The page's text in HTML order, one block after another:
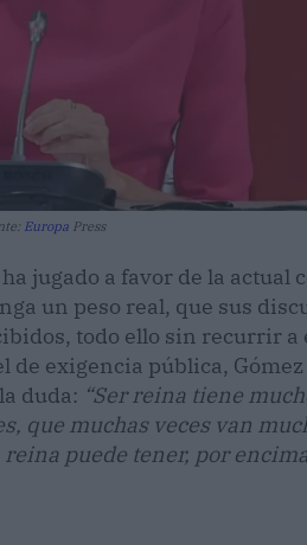
Europa Press
jugado a favor de la actual
un peso real, que sus
todo ello sin recurrir
exigencia pública,
duda: “Ser reina tiene
que muchas veces van
puede tener, por